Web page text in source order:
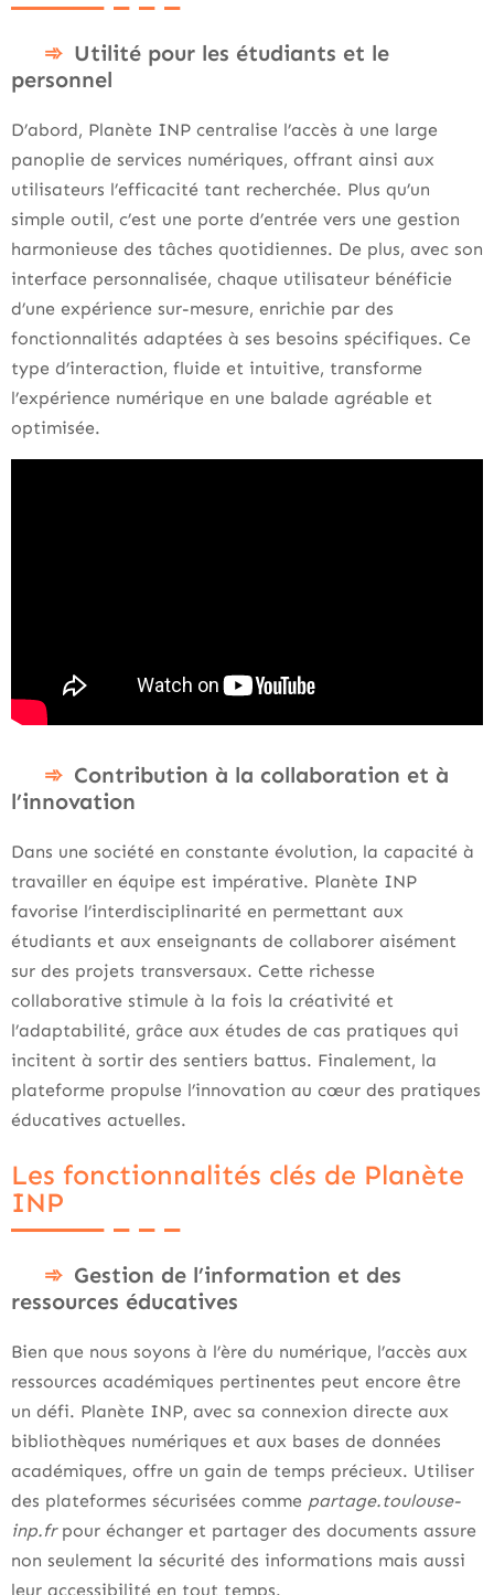
Utilité pour les étudiants et le
personnel
D’abord, Planète INP centralise l’accès à une large
panoplie de services numériques, offrant ainsi aux
utilisateurs l’efficacité tant recherchée. Plus qu’un
simple outil, c’est une porte d’entrée vers une gestion
harmonieuse des tâches quotidiennes. De plus, avec son
interface personnalisée, chaque utilisateur bénéficie
d’une expérience sur-mesure, enrichie par des
fonctionnalités adaptées à ses besoins spécifiques. Ce
type d’interaction, fluide et intuitive, transforme
l’expérience numérique en une balade agréable et
optimisée.
Contribution à la collaboration et à
l’innovation
Dans une société en constante évolution, la capacité à
travailler en équipe est impérative. Planète INP
favorise l’interdisciplinarité en permettant aux
étudiants et aux enseignants de collaborer aisément
sur des projets transversaux. Cette richesse
collaborative stimule à la fois la créativité et
l’adaptabilité, grâce aux études de cas pratiques qui
incitent à sortir des sentiers battus. Finalement, la
plateforme propulse l’innovation au cœur des pratiques
éducatives actuelles.
Les fonctionnalités clés de Planète
INP
Gestion de l’information et des
ressources éducatives
Bien que nous soyons à l’ère du numérique, l’accès aux
ressources académiques pertinentes peut encore être
un défi. Planète INP, avec sa connexion directe aux
bibliothèques numériques et aux bases de données
académiques, offre un gain de temps précieux. Utiliser
des plateformes sécurisées comme partage.toulouse-
inp.frpour échanger et partager des documents assure
non seulement la sécurité des informations mais aussi
leur accessibilité en tout temps.